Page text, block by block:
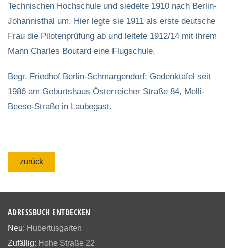
Technischen Hochschule und siedelte 1910 nach Berlin-
Johannisthal um. Hier legte sie 1911 als erste deutsche
Frau die Pilotenprüfung ab und leitete 1912/14 mit ihrem
Mann Charles Boutard eine Flugschule.
Begr. Friedhof Berlin-Schmargendorf; Gedenktafel seit
1986 am Geburtshaus Österreicher Straße 84, Melli-
Beese-Straße in Laubegast.
zurück
ADRESSBUCH ENTDECKEN
Neu: Hubertusgarten
Zufällig: Hohe Straße 22